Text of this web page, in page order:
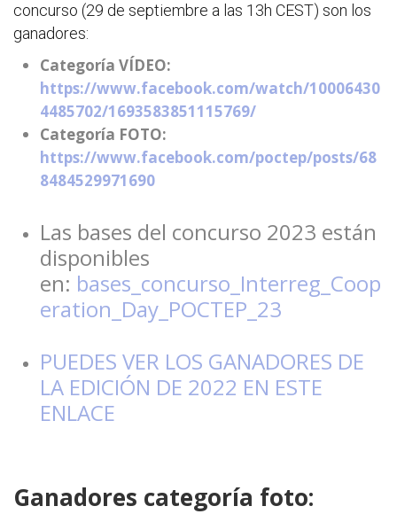
concurso (29 de septiembre a las 13h CEST) son los
ganadores:
Categoría VÍDEO:
https://www.facebook.com/watch/10006430
4485702/1693583851115769/
Categoría FOTO:
https://www.facebook.com/poctep/posts/68
8484529971690
Las bases del concurso 2023 están
disponibles
en: bases_concurso_Interreg_Coop
eration_Day_POCTEP_23
PUEDES VER LOS GANADORES DE
LA EDICIÓN DE 2022 EN ESTE
ENLACE
Ganadores categoría foto: